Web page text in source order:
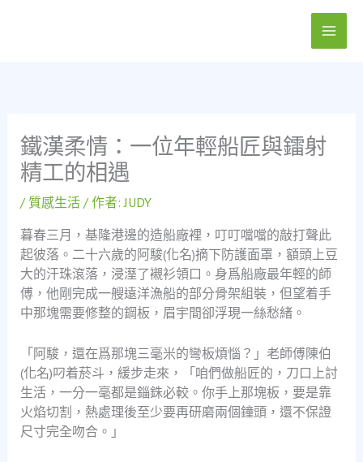
鐵漢柔情：一位年輕船匠與鐳射
精工的相遇
/ 質感生活/ 作者:JUDY
暮春三月，基隆港邊的造船廠裡，叮叮噹噹的敲打聲此
起彼落。二十六歲的阿駿(化名)摘下防護面罩，額頭上豆
大的汗珠滾落，浸溼了襯衫領口。身爲船廠最年輕的師
傅，他剛完成一艘遠洋漁船的部分骨架組裝，但望着手
中那塊需要修整的鋼板，眉宇間卻浮現一絲愁緒。
「阿駿，還在爲那塊三毫米的彎板煩惱？」老師傅陳伯
(化名)叼着菸斗，緩步走來，「咱們做船匠的，刀口上討
生活，一分一毫都是錙銖必較。你手上那塊板，要是靠
火焰切割，熱處理後至少要再研磨兩個鐘頭，還不保證
尺寸完全吻合。」